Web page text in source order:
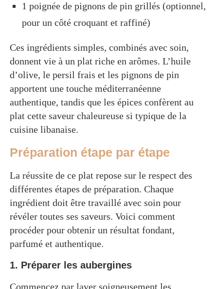
1 poignée de pignons de pin grillés (optionnel,
pour un côté croquant et raffiné)
Ces ingrédients simples, combinés avec soin,
donnent vie à un plat riche en arômes. L’huile
d’olive, le persil frais et les pignons de pin
apportent une touche méditerranéenne
authentique, tandis que les épices confèrent au
plat cette saveur chaleureuse si typique de la
cuisine libanaise.
Préparation étape par étape
La réussite de ce plat repose sur le respect des
différentes étapes de préparation. Chaque
ingrédient doit être travaillé avec soin pour
révéler toutes ses saveurs. Voici comment
procéder pour obtenir un résultat fondant,
parfumé et authentique.
1. Préparer les aubergines
Commencez par laver soigneusement les